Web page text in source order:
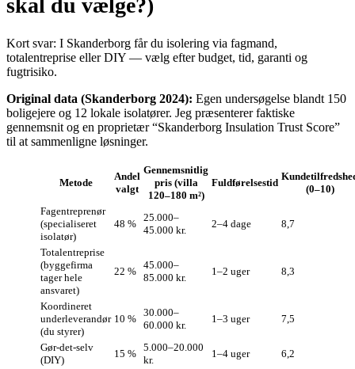
skal du vælge?)
Kort svar: I Skanderborg får du isolering via fagmand,
totalentreprise eller DIY — vælg efter budget, tid, garanti og
fugtrisiko.
Original data (Skanderborg 2024): Egen undersøgelse blandt 150
boligejere og 12 lokale isolatører. Jeg præsenterer faktiske
gennemsnit og en proprietær “Skanderborg Insulation Trust Score”
til at sammenligne løsninger.
Metode
Andel
valgt
Gennemsnitlig
pris (villa
120–180 m²)
Fuldførelsestid
(0–10)
Fagentreprenør
(specialiseret
isolatør)
48 %
25.000–
45.000 kr.
2–4 dage 8,7
Totalentreprise
(byggefirma
tager hele
ansvaret)
22 %
45.000–
85.000 kr.
1–2 uger 8,3
Koordineret
underleverandør
(du styrer)
10 %
30.000–
60.000 kr.
1–3 uger 7,5
Gør‑det‑selv
(DIY)
15 %
5.000–20.000
kr.
1–4 uger
6,2